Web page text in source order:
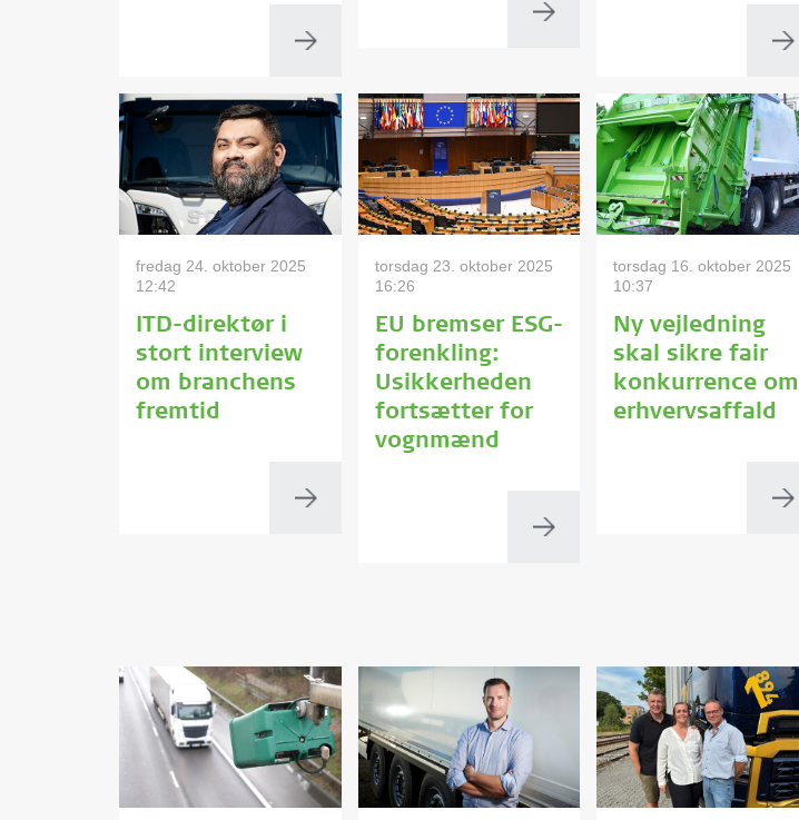
fredag 24. oktober 2025
12:42
ITD-direktør i
stort interview
om branchens
fremtid
torsdag 23. oktober 2025
16:26
EU bremser ESG-
forenkling:
Usikkerheden
fortsætter for
vognmænd
torsdag 16. oktober 2025
10:37
Ny vejledning
skal sikre fair
konkurrence om
erhvervsaffald